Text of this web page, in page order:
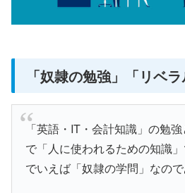
「奴隷の勉強」「リベラ
「英語・IT・会計知識」の勉
で「人に使われるための知識
でいえば「奴隷の学問」なので